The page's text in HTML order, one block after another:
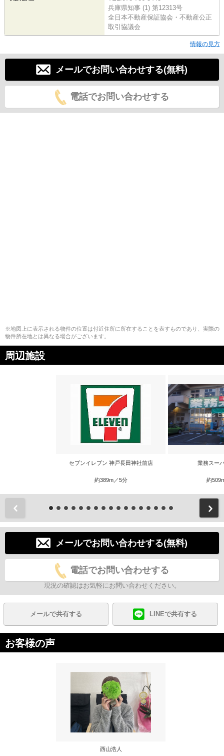
兵庫県知事 (1) 第12313号
全日本不動産保証協会・不動産公正
取引協議会
情報の見方
メールでお問い合わせする(無料)
電話でお問い合わせする
※地図上に表示される物件の位置は付近住所に所在することを表すものであり、実際の
物件所在地とは異なる場合がございます。
周辺施設
セブンイレブン 神戸長田神社前店
約389m／5分
業務スー
約
メールでお問い合わせする(無料)
電話でお問い合わせする
現況の確認はお気軽にお問い合わせください。
メールで共有する LINEで共有する
お客様の声
西山浩人